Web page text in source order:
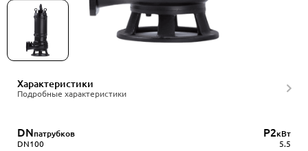
Характеристики
Подробные характеристики
DNпатрубков
DN100
P2кВт
5.5